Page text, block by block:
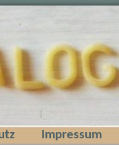
Impressum